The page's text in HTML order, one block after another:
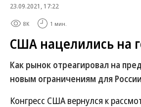
23.09.2021, 17:22
8K 1 мин.
США нацелились на
Как рынок отреагировал на
новым ограничениям для России
Конгресс США вернулся к